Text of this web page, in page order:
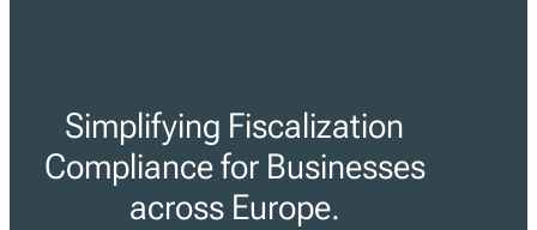
Simplifying Fiscalization
Compliance for Businesses
across Europe.